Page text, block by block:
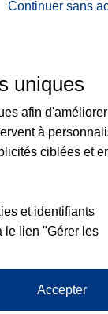
:
2
Continuer sans
uniques
afin d'améliorer
à
ciblées et
et identifiants
le lien "Gérer les
Accepter